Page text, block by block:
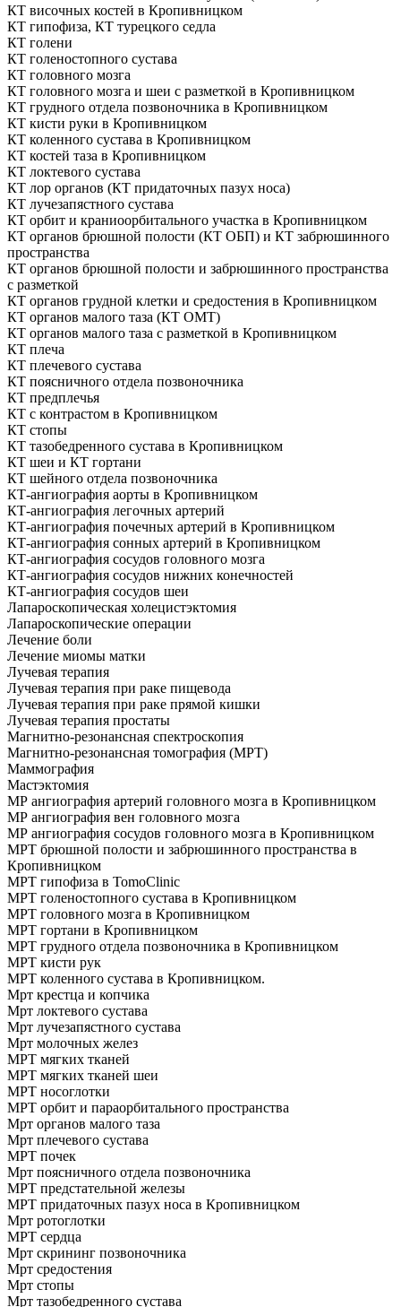
КТ височных костей в Кропивницком
КТ гипофиза, КТ турецкого седла
КТ голени
КТ голеностопного сустава
КТ головного мозга
КТ головного мозга и шеи с разметкой в Кропивницком
КТ грудного отдела позвоночника в Кропивницком
КТ кисти руки в Кропивницком
КТ коленного сустава в Кропивницком
КТ костей таза в Кропивницком
КТ локтевого сустава
КТ лор органов (КТ придаточных пазух носа)
КТ лучезапястного сустава
КТ орбит и краниоорбитального участка в Кропивницком
КТ органов брюшной полости (КТ ОБП) и КТ забрюшинного
пространства
КТ органов брюшной полости и забрюшинного пространства
с разметкой
КТ органов грудной клетки и средостения в Кропивницком
КТ органов малого таза (КТ ОМТ)
КТ органов малого таза с разметкой в Кропивницком
КТ плеча
КТ плечевого сустава
КТ поясничного отдела позвоночника
КТ предплечья
КТ с контрастом в Кропивницком
КТ стопы
КТ тазобедренного сустава в Кропивницком
КТ шеи и КТ гортани
КТ шейного отдела позвоночника
КТ-ангиография аорты в Кропивницком
КТ-ангиография легочных артерий
КТ-ангиография почечных артерий в Кропивницком
КТ-ангиография сонных артерий в Кропивницком
КТ-ангиография сосудов головного мозга
КТ-ангиография сосудов нижних конечностей
КТ-ангиография сосудов шеи
Лапароскопическая холецистэктомия
Лапароскопические операции
Лечение боли
Лечение миомы матки
Лучевая терапия
Лучевая терапия при раке пищевода
Лучевая терапия при раке прямой кишки
Лучевая терапия простаты
Магнитно-резонансная спектроскопия
Магнитно-резонансная томография (МРТ)
Маммография
Мастэктомия
МР ангиография артерий головного мозга в Кропивницком
МР ангиография вен головного мозга
МР ангиография сосудов головного мозга в Кропивницком
МРТ брюшной полости и забрюшинного пространства в
Кропивницком
МРТ гипофиза в TomoClinic
МРТ голеностопного сустава в Кропивницком
МРТ головного мозга в Кропивницком
МРТ гортани в Кропивницком
МРТ грудного отдела позвоночника в Кропивницком
МРТ кисти рук
МРТ коленного сустава в Кропивницком.
Мрт крестца и копчика
Мрт локтевого сустава
Мрт лучезапястного сустава
Мрт молочных желез
МРТ мягких тканей
МРТ мягких тканей шеи
МРТ носоглотки
МРТ орбит и параорбитального пространства
Мрт органов малого таза
Мрт плечевого сустава
МРТ почек
Мрт поясничного отдела позвоночника
МРТ предстательной железы
МРТ придаточных пазух носа в Кропивницком
Мрт ротоглотки
МРТ сердца
Мрт скрининг позвоночника
Мрт средостения
Мрт стопы
Мрт тазобедренного сустава